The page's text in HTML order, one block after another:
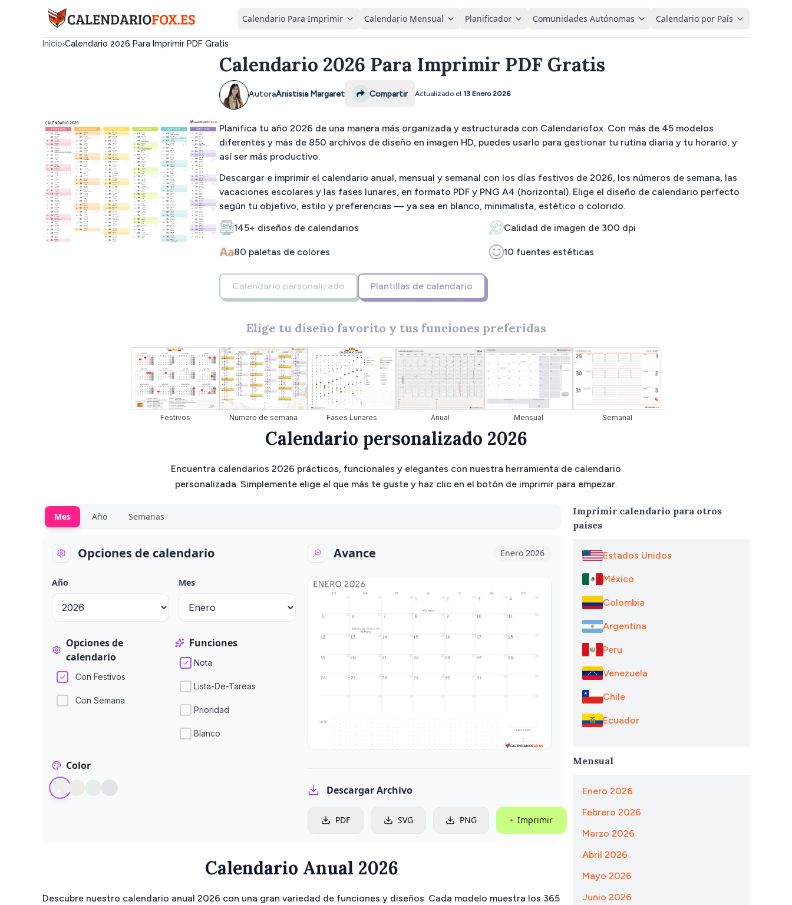
Calendario Para Imprimir Calendario Mensual Planificador Comunidades Autónomas Calendario por País
Inicio›Calendario 2026 Para Imprimir PDF Gratis
Calendario 2026 Para Imprimir PDF Gratis
AutoraAnistisia Margaret Compartir Actualizado el 13 Enero 2026
Planifica tu año 2026 de una manera más organizada y estructurada con Calendariofox. Con más de 45 modelos
diferentes y más de 850 archivos de diseño en imagen HD, puedes usarlo para gestionar tu rutina diaria y tu horario, y
así ser más productivo.
Descargar e imprimir el calendario anual, mensual y semanal con los días festivos de 2026, los números de semana, las
vacaciones escolares y las fases lunares, en formato PDF y PNG A4 (horizontal). Elige el diseño de calendario perfecto
según tu objetivo, estilo y preferencias — ya sea en blanco, minimalista, estético o colorido.
145+ diseños de calendarios
Calidad de imagen de 300 dpi
80 paletas de colores 10 fuentes estéticas
Calendario personalizado Plantillas de calendario
Elige tu diseño favorito y tus funciones preferidas
Festivos Numero de semana Fases Lunares Anual Mensual Semanal
Calendario personalizado 2026
Encuentra calendarios 2026 prácticos, funcionales y elegantes con nuestra herramienta de calendario
personalizada. Simplemente elige el que más te guste y haz clic en el botón de imprimir para empezar.
Mes Año Semanas
Opciones de calendario
Año Mes
Opciones de
calendario
Con Festivos
Con Semana
Funciones
Nota
Lista-De-Tareas
Prioridad
Blanco
Color
Avance Enero 2026
Descargar Archivo
PDF SVG PNG Imprimir
Calendario Anual 2026
Descubre nuestro calendario anual 2026 con una gran variedad de funciones y diseños. Cada modelo muestra los 365
Imprimir calendario para otros
países
Estados Unidos
México
Colombia
Argentina
Peru
Venezuela
Chile
Ecuador
Mensual
Enero 2026
Febrero 2026
Marzo 2026
Abril 2026
Mayo 2026
Junio 2026